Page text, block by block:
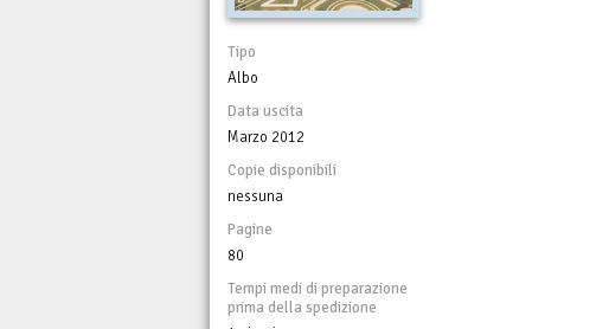
Tipo
Albo
Data uscita
Marzo 2012
Copie disponibili
nessuna
Pagine
80
Tempi medi di preparazione
prima della spedizione